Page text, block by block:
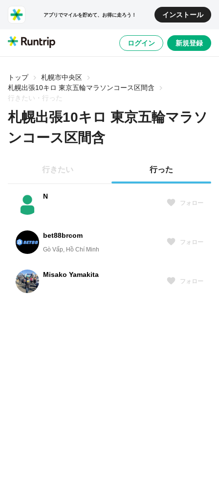
アプリでマイルを貯めて、お得に走ろう！ インストール
ログイン 新規登録
トップ
札幌市中央区
札幌出張10キロ 東京五輪マラソンコース区間含
行きたい・行った
札幌出張10キロ 東京五輪マラソ
ンコース区間含
行きたい 行った
N
フォロー
bet88brcom
Gò Vấp, Hồ Chí Minh
フォロー
Misako Yamakita
フォロー